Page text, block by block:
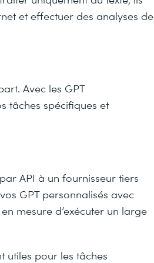
et effectuer des analyses de
Avec les GPT
tâches spécifiques et
API à un fournisseur tiers
GPT personnalisés avec
mesure d’exécuter un large
utiles pour les tâches